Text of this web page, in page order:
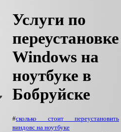
Услуги по
переустановке
Windows на
ноутбуке в
Бобруйске
#сколько стоит переустановить
виндовс на ноутбуке